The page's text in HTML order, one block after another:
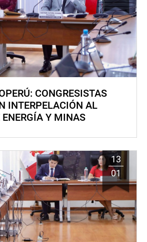
CONGRESISTAS
INTERPELACIÓN AL
Y MINAS
13
01